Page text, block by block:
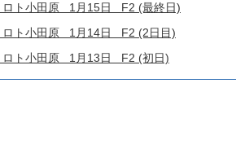
ロト小田原 1月15日 F2 (最終日)
ロト小田原 1月14日 F2 (2日目)
ロト小田原 1月13日 F2 (初日)